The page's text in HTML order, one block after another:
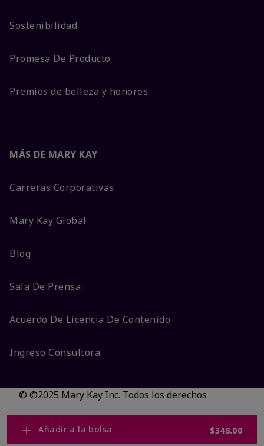
Añadir a la bolsa $348.00
Sostenibilidad
Promesa De Producto
Premios de belleza y honores
MÁS DE MARY KAY
Carreras Corporativas
Mary Kay Global
Blog
Sala De Prensa
Acuerdo De Licencia De Contenido
Ingreso Consultora
© ©2025 Mary Kay Inc. Todos los derechos
Código DSA/Queja al Código
Privacidad